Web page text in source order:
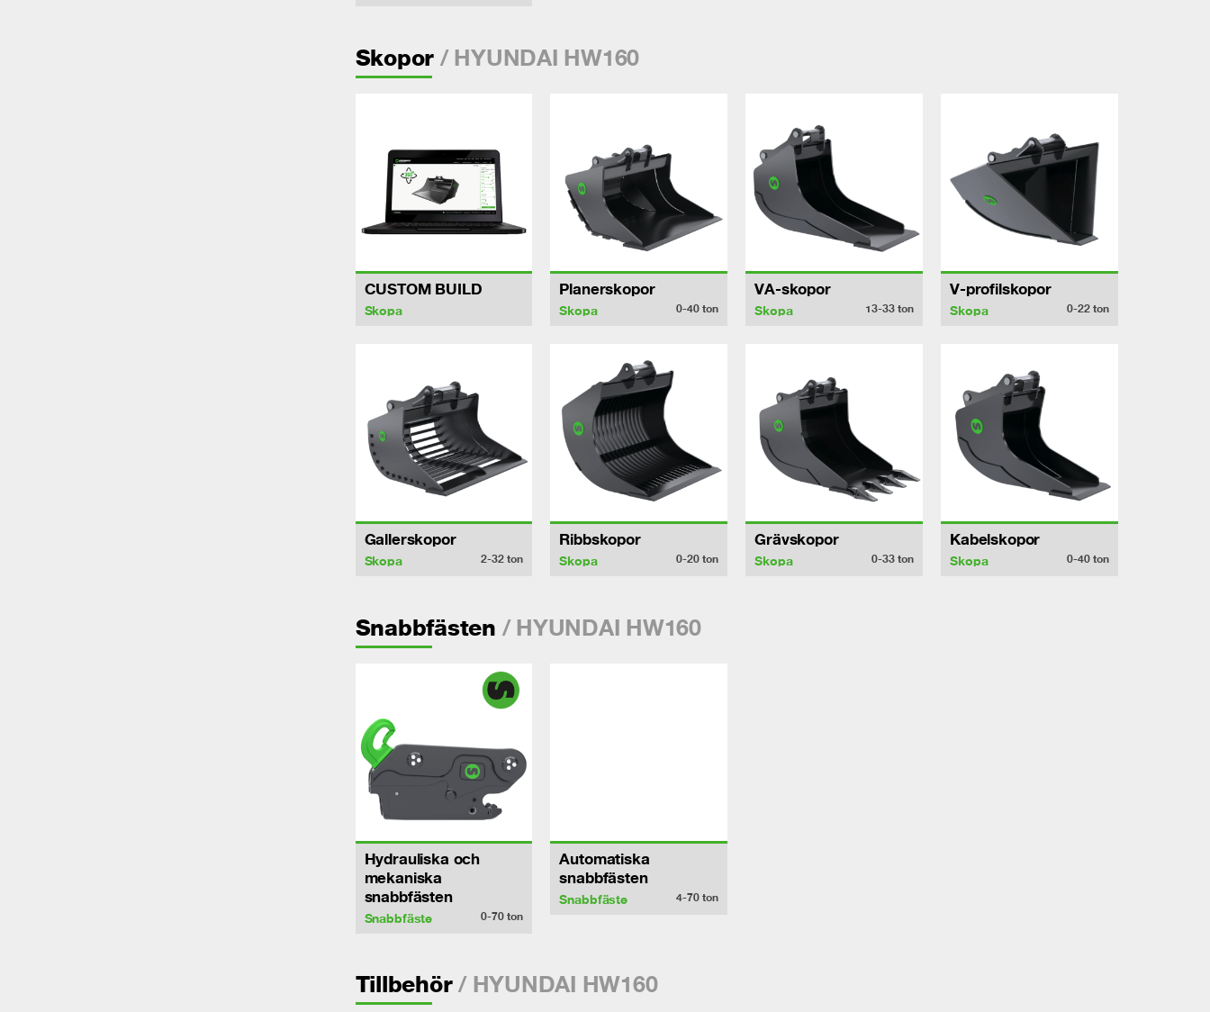
Skopor / HYUNDAI HW160
CUSTOM BUILD
Skopa
Planerskopor
Skopa 0-40ton
VA-skopor
Skopa 13-33ton
V-profilskopor
Skopa 0-22 ton
Gallerskopor
Skopa 2-32ton
Ribbskopor
Skopa 0-20ton
Grävskopor
Skopa 0-33ton
Kabelskopor
Skopa 0-40 ton
Snabbfästen / HYUNDAI HW160
Hydrauliska och
mekaniska
snabbfästen
Snabbfäste 0-70ton
Automatiska
snabbfästen
Snabbfäste 4-70ton
Tillbehör/ HYUNDAI HW160